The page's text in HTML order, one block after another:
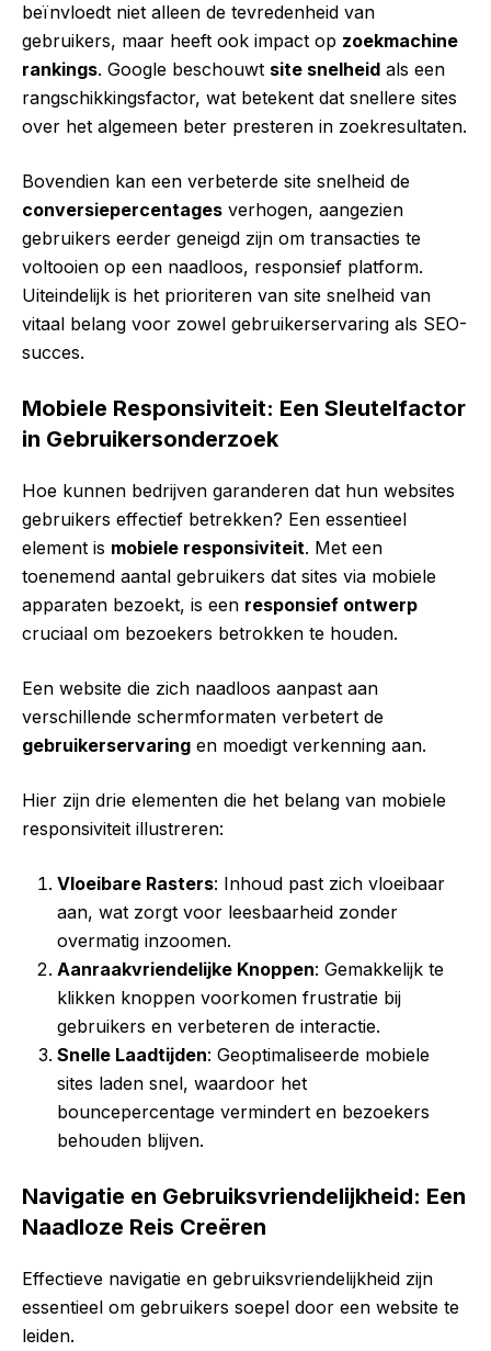
beïnvloedt niet alleen de tevredenheid van
gebruikers, maar heeft ook impact op zoekmachine
rankings. Google beschouwt site snelheid als een
rangschikkingsfactor, wat betekent dat snellere sites
over het algemeen beter presteren in zoekresultaten.
Bovendien kan een verbeterde site snelheid de
conversiepercentages verhogen, aangezien
gebruikers eerder geneigd zijn om transacties te
voltooien op een naadloos, responsief platform.
Uiteindelijk is het prioriteren van site snelheid van
vitaal belang voor zowel gebruikerservaring als SEO-
succes.
Mobiele Responsiviteit: Een Sleutelfactor
in Gebruikersonderzoek
Hoe kunnen bedrijven garanderen dat hun websites
gebruikers effectief betrekken? Een essentieel
element is mobiele responsiviteit. Met een
toenemend aantal gebruikers dat sites via mobiele
apparaten bezoekt, is een responsief ontwerp
cruciaal om bezoekers betrokken te houden.
Een website die zich naadloos aanpast aan
verschillende schermformaten verbetert de
gebruikerservaring en moedigt verkenning aan.
Hier zijn drie elementen die het belang van mobiele
responsiviteit illustreren:
Vloeibare Rasters: Inhoud past zich vloeibaar
aan, wat zorgt voor leesbaarheid zonder
overmatig inzoomen.
Aanraakvriendelijke Knoppen: Gemakkelijk te
klikken knoppen voorkomen frustratie bij
gebruikers en verbeteren de interactie.
Snelle Laadtijden: Geoptimaliseerde mobiele
sites laden snel, waardoor het
bouncepercentage vermindert en bezoekers
behouden blijven.
Navigatie en Gebruiksvriendelijkheid: Een
Naadloze Reis Creëren
Effectieve navigatie en gebruiksvriendelijkheid zijn
essentieel om gebruikers soepel door een website te
leiden.